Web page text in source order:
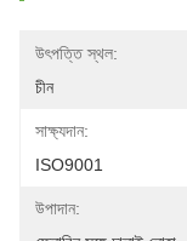
উৎপত্তি স্থল:
চীন
সাক্ষ্যদান:
ISO9001
উপাদান: